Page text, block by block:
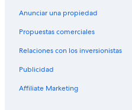
Anunciar una propiedad
Propuestas comerciales
Relaciones con los inversionistas
Publicidad
Affiliate Marketing